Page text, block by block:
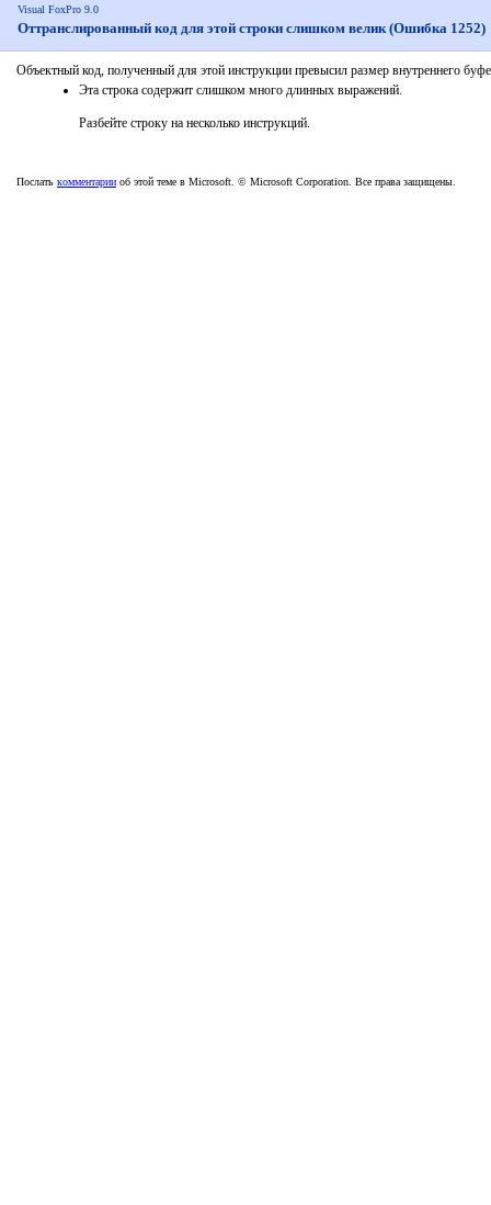
Visual FoxPro 9.0
Оттранслированный код для этой строки слишком велик (Ошибка 1252)
Объектный код, полученный для этой инструкции превысил размер внутреннего
Эта строка содержит слишком много длинных выражений.
Разбейте строку на несколько инструкций.
Послать комментарии об этой теме в Microsoft. © Microsoft Corporation. Все права защищены.